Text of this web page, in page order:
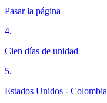
Pasar la página
4.
Cien días de unidad
5.
Estados Unidos - Colombia